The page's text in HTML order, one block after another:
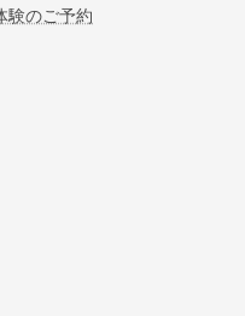
験のご予約